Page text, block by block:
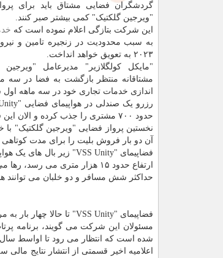
گردشگران فضایی مشتاق باید برای
"ویرجین گلکتیک" کمی بیشتر صبر کنند.
این شرکت بتازگی اعلام نموده است که
به سبب محدودیت در زنجیره تامین و
۲۰۲۳ به تعویق خواهد انداخت.
"مایکل کولگلازیر" مدیرعامل
اندازی خدمات تجاری خود در سه ماهه اول
حدود ۷۰۰ مشتری را جذب کرده و الان این فهرست انتظار را شامل ۸۰۰ نفر گزارش کرده است.
آن دو بار فروش بلیت را برای مدت
ارتفاع حدود ۱۵ هزار متری می رسد، رها می شود و با نیروی موتورهای موشک خود به فضای زیر مداری پرواز می کند.
حداکثر شش مسافر و دو خلبان می توانند
فضاپیمای "VSS Unity" تا حالا چهار بار به مرز فضا پرواز کرده است که همه آنها پروازهای آزمایشی بوداند.
شده است که انتظار می رود تا اواسط سال